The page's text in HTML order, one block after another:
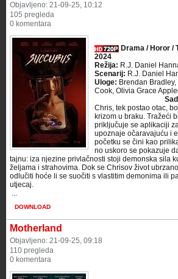
Objavljeno: 21-09-25, 10:12
105 pregleda
0 komentara
Drama / Horor /
2024
Režija: R.J. Daniel
Scenarij: R.J. Daniel
Uloge: Brendan
Cook, Olivia Grace
Chris, tek postao otac,
krizom u braku. Tražeći
priključuje se aplikaciji
upoznaje očaravajuću i
početku se čini kao
no uskoro se pokazuje
tajnu: iza njezine privlačnosti stoji demonska sila
željama i strahovima. Dok se Chrisov život
odlučiti hoće li se suočiti s vlastitim demonima ili
utjecaj.
​ ...
DOWNLOAD
Motherland
Objavljeno: 21-09-25, 09:18
110 pregleda
0 komentara